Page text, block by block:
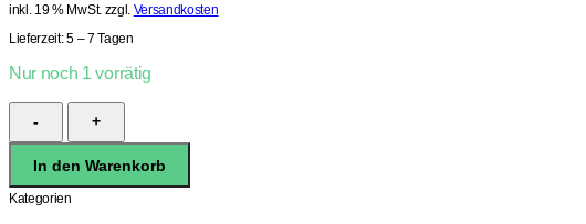
inkl. 19 % MwSt. zzgl. Versandkosten
Lieferzeit:5 – 7 Tagen
Nur noch 1 vorrätig
Retro
Fizz
Cocktail
Glas
(200ml)
Menge
In den Warenkorb
Kategorien